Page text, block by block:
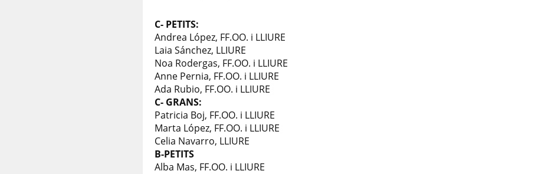
C- PETITS:
Andrea López, FF.OO. i LLIURE
Laia Sánchez, LLIURE
Noa Rodergas, FF.OO. i LLIURE
Anne Pernia, FF.OO. i LLIURE
Ada Rubio, FF.OO. i LLIURE
C- GRANS:
Patricia Boj, FF.OO. i LLIURE
Marta López, FF.OO. i LLIURE
Celia Navarro, LLIURE
B-PETITS
Alba Mas, FF.OO. i LLIURE